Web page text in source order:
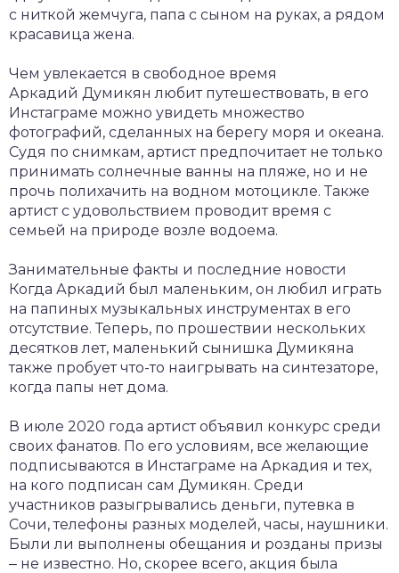
с ниткой жемчуга, папа с сыном на руках, а рядом
красавица жена.
Чем увлекается в свободное время
Аркадий Думикян любит путешествовать, в его
Инстаграме можно увидеть множество
фотографий, сделанных на берегу моря и океана.
Судя по снимкам, артист предпочитает не только
принимать солнечные ванны на пляже, но и не
прочь полихачить на водном мотоцикле. Также
артист с удовольствием проводит время с
семьей на природе возле водоема.
Занимательные факты и последние новости
Когда Аркадий был маленьким, он любил играть
на папиных музыкальных инструментах в его
отсутствие. Теперь, по прошествии нескольких
десятков лет, маленький сынишка Думикяна
также пробует что-то наигрывать на синтезаторе,
когда папы нет дома.
В июле 2020 года артист объявил конкурс среди
своих фанатов. По его условиям, все желающие
подписываются в Инстаграме на Аркадия и тех,
на кого подписан сам Думикян. Среди
участников разыгрывались деньги, путевка в
Сочи, телефоны разных моделей, часы, наушники.
Были ли выполнены обещания и розданы призы
‒ не известно. Но, скорее всего, акция была